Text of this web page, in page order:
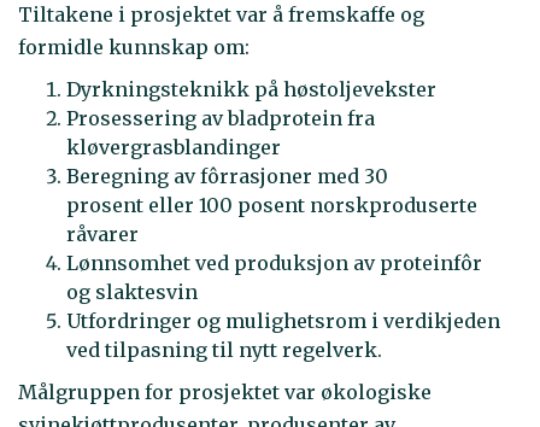
Tiltakene i prosjektet var å fremskaffe og
formidle kunnskap om:
Dyrkningsteknikk på høstoljevekster
Prosessering av bladprotein fra
kløvergrasblandinger
Beregning av fôrrasjoner med 30
prosent eller 100 posent norskproduserte
råvarer
Lønnsomhet ved produksjon av proteinfôr
og slaktesvin
Utfordringer og mulighetsrom i verdikjeden
ved tilpasning til nytt regelverk.
Målgruppen for prosjektet var økologiske